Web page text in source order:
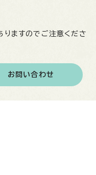
ますのでご注意くださ
お問い合わせ